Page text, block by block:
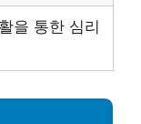
을 통한 심리